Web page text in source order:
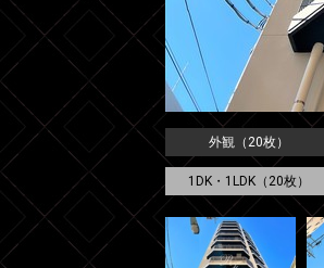
外観（20枚）
1DK・1LDK（20枚）